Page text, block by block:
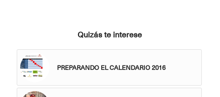
Quizás te interese
PREPARANDO EL CALENDARIO 2016